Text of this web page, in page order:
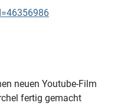
neuen Youtube-Film
fertig gemacht